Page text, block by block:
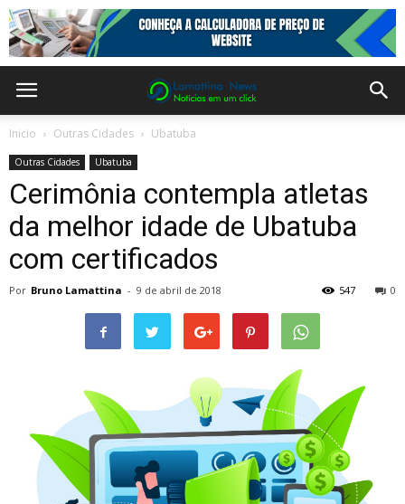
Inicio Outras Cidades Ubatuba
Outras Cidades Ubatuba
Cerimônia contempla atletas
da melhor idade de Ubatuba
com certificados
Por Bruno Lamattina - 9 de abril de 2018 0
547